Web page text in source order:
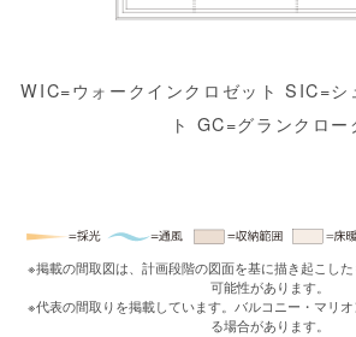
WIC=ウォークインクロゼット SIC=シ
ト GC=グランクロー
※掲載の間取図は、計画段階の図面を基に描き起こし
可能性があります。
※代表の間取りを掲載しています。バルコニー・マリ
る場合があります。